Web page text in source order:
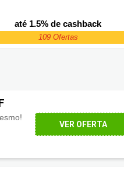
até 1.5% de cashback
109 Ofertas
VER OFERTA